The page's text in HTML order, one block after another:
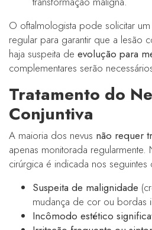
O oftalmologista pode solicitar
regular para garantir que a lesão
haja suspeita de evolução para
complementares serão
Tratamento do
Conjuntiva
A maioria dos nevus não requer
apenas monitorada
cirúrgica é indicada nos seguintes
Suspeita de malignidade
mudança de cor ou bordas
Incômodo estético